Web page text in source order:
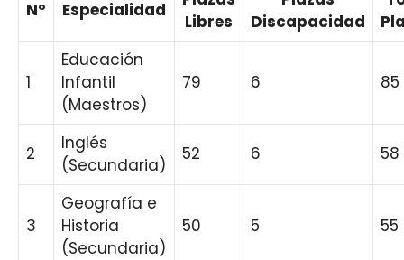
Nº Especialidad
Libres
Discapacidad
1
Educación
Infantil
(Maestros)
79 6 85
2
Inglés
(Secundaria)
52 6 58
3
Geografía e
Historia
(Secundaria)
50 5 55